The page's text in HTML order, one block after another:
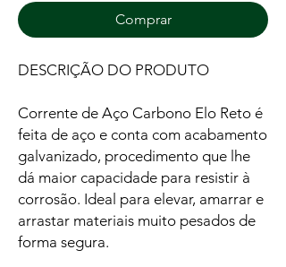
Comprar
DESCRIÇÃO DO PRODUTO
Corrente de Aço Carbono Elo Reto é
feita de aço e conta com acabamento
galvanizado, procedimento que lhe
dá maior capacidade para resistir à
corrosão. Ideal para elevar, amarrar e
arrastar materiais muito pesados de
forma segura.